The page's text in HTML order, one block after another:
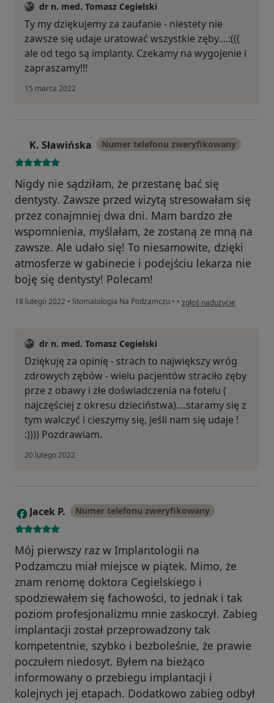
dr n. med. Tomasz Cegielski
Ty my dziękujemy za zaufanie - niestety nie
zawsze się udaje uratować wszystkie zęby....:(((
ale od tego są implanty. Czekamy na wygojenie i
zapraszamy!!!
15 marca 2022
K. Sławińska Numer telefonu zweryfikowany
Nigdy nie sądziłam, że przestanę bać się
dentysty. Zawsze przed wizytą stresowałam się
przez conajmniej dwa dni. Mam bardzo złe
wspomnienia, myślałam, że zostaną ze mną na
zawsze. Ale udało się! To niesamowite, dzięki
atmosferze w gabinecie i podejściu lekarza nie
boję się dentysty! Polecam!
18 lutego 2022 • Stomatologia Na Podzamczu • • w opinii użytkownika K.
zgłoś nadużycie
dr n. med. Tomasz Cegielski
Dziękuję za opinię - strach to największy wróg
zdrowych zębów - wielu pacjentów straciło zęby
prze z obawy i złe doświadczenia na fotelu (
najczęściej z okresu dzieciństwa)....staramy się z
tym walczyć i cieszymy się, jeśli nam się udaje !
:)))) Pozdrawiam.
20 lutego 2022
J Jacek P. Numer telefonu zweryfikowany
Mój pierwszy raz w Implantologii na
Podzamczu miał miejsce w piątek. Mimo, że
znam renomę doktora Cegielskiego i
spodziewałem się fachowości, to jednak i tak
poziom profesjonalizmu mnie zaskoczył. Zabieg
implantacji został przeprowadzony tak
kompetentnie, szybko i bezboleśnie, że prawie
poczułem niedosyt. Byłem na bieżąco
informowany o przebiegu implantacji i
kolejnych jej etapach. Dodatkowo zabieg odbył